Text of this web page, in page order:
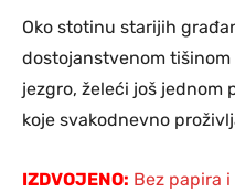
Oko stotinu starijih
dostojanstvenom
jezgro, želeći još jednom
koje svakodnevno
IZDVOJENO: Bez papira